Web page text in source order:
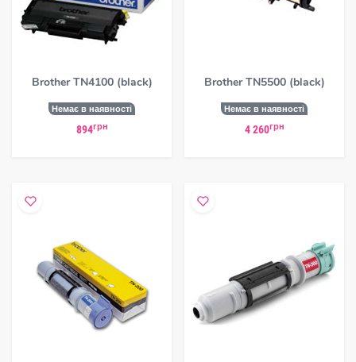
Brother TN4100 (black)
Немає в наявності
894грн
Brother TN5500 (black)
Немає в наявності
4 260грн